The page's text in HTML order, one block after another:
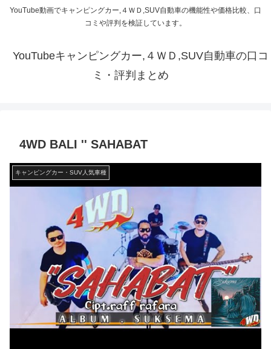
YouTube動画でキャンピングカー,４ＷＤ,SUV自動車の機能性や価格比較、口
コミや評判を検証しています。
YouTubeキャンピングカー,４ＷＤ,SUV自動車の口コ
ミ・評判まとめ
4WD BALI '' SAHABAT
キャンピングカー・SUV人気車種